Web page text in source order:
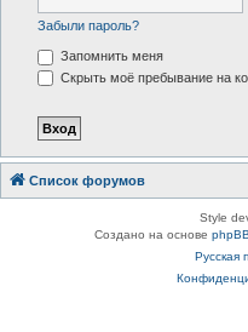
Забыли пароль?
Запомнить меня
Скрыть моё пребывание на
Список форумов
Style
Создано на основе phpBB
Русская